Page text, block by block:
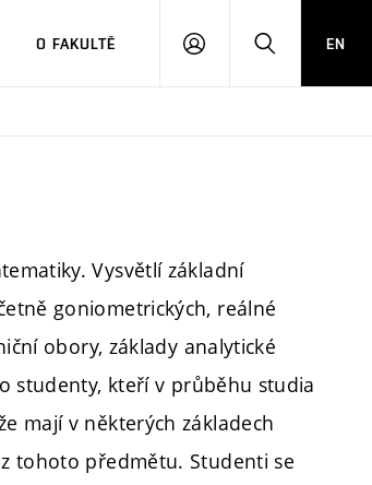
O FAKULTĚ
PŘIHLÁSITHLEDAT
EN
Vysvětlí základní
goniometrických, reálné
obory, základy analytické
studenty, kteří v průběhu studia
mají v některých základech
tohoto předmětu. Studenti se